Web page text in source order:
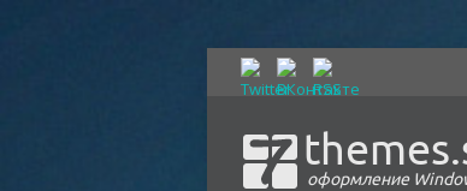
оформление